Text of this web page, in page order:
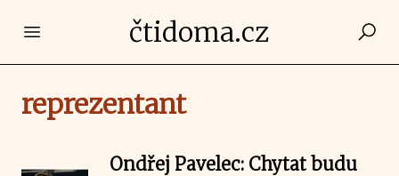
Open main menučtidoma.cz
reprezentant
Ondřej Pavelec: Chytat budu